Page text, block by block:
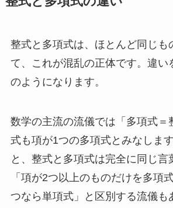
整式と多項式は、ほとんど同じも
て、これが混乱の正体です。違い
のようになります。
数学の主流の流儀では「多項式＝
式も項が1つの多項式とみなしま
と、整式と多項式は完全に同じ言
「項が2つ以上のものだけを多項
つなら単項式」と区別する流儀も